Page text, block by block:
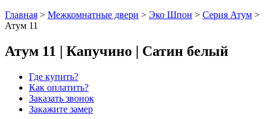
Главная > Межкомнатные двери > Эко Шпон > Серия Атум >
Атум 11
Атум 11 | Капучино | Сатин белый
Где купить?
Как оплатить?
Заказать звонок
Закажите замер